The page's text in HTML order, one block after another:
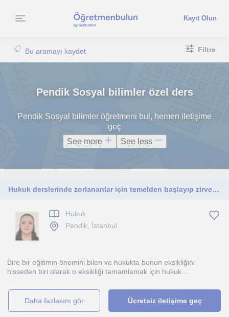
Kayıt Olun
Bu aramayı kaydet Filtre
Pendik Sosyal bilimler özel ders
Pendik Sosyal bilimler öğretmeni bul, hemen iletişime
geç
See more
See less
Hukuk derslerinde zorlananlar için temelden başlayıp zirveye çıkmak için dersler
Hukuk
Pendik, İstanbul
Bire bir eğitimin önemini bilen ve hukukta bunun eksikliğini
hisseden biri olarak o eksikliği tamamlamak için hukuk...
daha fazlasını gör Ücretsiz iletişime geç